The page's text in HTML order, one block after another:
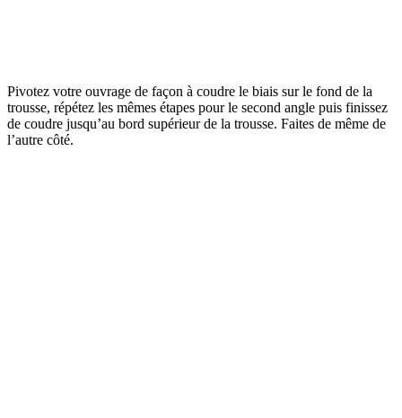
Pivotez votre ouvrage de façon à coudre le biais sur le fond de la
trousse, répétez les mêmes étapes pour le second angle puis finissez
de coudre jusqu’au bord supérieur de la trousse. Faites de même de
l’autre côté.